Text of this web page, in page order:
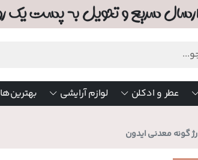
عطر و ادکلن لوازم آرایشی بهترین‌ها
رژ گونه معدنی ایدون